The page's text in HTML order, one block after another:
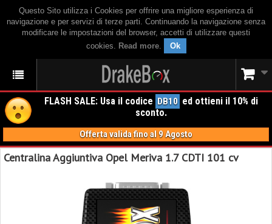
Questo Sito utilizza i Cookies per offrire una migliore esperienza di
navigazione e per servizi di terze parti. Continuando la navigazione senza
modificare le impostazioni del browser, accetti di utilizzare questi
cookies. Read more. Ok
FLASH SALE: Usa il codice DB10 ed ottieni il 10% di
sconto.
Offerta valida fino al 9 Agosto
Centralina Aggiuntiva Opel Meriva 1.7 CDTI 101 cv